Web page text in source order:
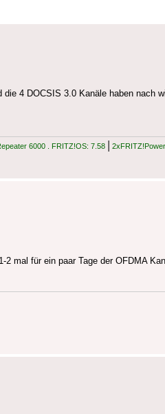
4 DOCSIS 3.0 Kanäle haben nach
6000 . FRITZ!OS: 7.58 |
mal für ein paar Tage der OFDMA